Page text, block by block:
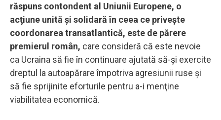
răspuns contondent al Uniunii Europene, o
acţiune unită şi solidară în ceea ce priveşte
coordonarea transatlantică, este de părere
premierul român, care consideră că este nevoie
ca Ucraina să fie în continuare ajutată să-şi exercite
dreptul la autoapărare împotriva agresiunii ruse şi
să fie sprijinite eforturile pentru a-i menţine
viabilitatea economică.